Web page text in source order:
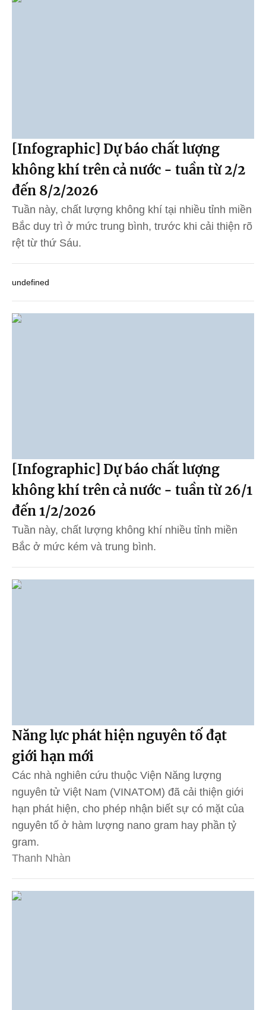
[Infographic] Dự báo chất lượng
không khí trên cả nước - tuần từ 2/2
đến 8/2/2026
Tuần này, chất lượng không khí tại nhiều tỉnh miền
Bắc duy trì ở mức trung bình, trước khi cải thiện rõ
rệt từ thứ Sáu.
undefined
[Infographic] Dự báo chất lượng
không khí trên cả nước - tuần từ 26/1
đến 1/2/2026
Tuần này, chất lượng không khí nhiều tỉnh miền
Bắc ở mức kém và trung bình.
Năng lực phát hiện nguyên tố đạt
giới hạn mới
Các nhà nghiên cứu thuộc Viện Năng lượng
nguyên tử Việt Nam (VINATOM) đã cải thiện giới
hạn phát hiện, cho phép nhận biết sự có mặt của
nguyên tố ở hàm lượng nano gram hay phần tỷ
gram.
Thanh Nhàn